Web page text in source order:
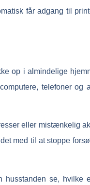
får adgang til
op i almindelige
telefoner og
eller mistænkelig
med til at stoppe
se, hvilke